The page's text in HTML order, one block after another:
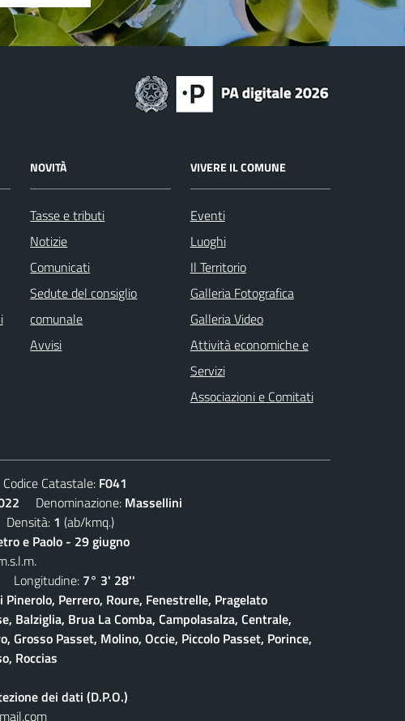
NOVITÀ
Tasse e tributi
Notizie
Comunicati
Sedute del consiglio
comunale
Avvisi
VIVERE IL COMUNE
Eventi
Luoghi
Il Territorio
Galleria Fotografica
Galleria Video
Attività economiche e
Servizi
Associazioni e Comitati
Catastale: F041
Denominazione: Massellini
1 (ab/kmq.)
e Paolo - 29 giugno
Longitudine: 7° 3' 28''
Pinerolo, Perrero, Roure, Fenestrelle, Pragelato
Balziglia, Brua La Comba, Campolasalza, Centrale,
Grosso Passet, Molino, Occie, Piccolo Passet, Porince,
Roccias
dei dati (D.P.O.)